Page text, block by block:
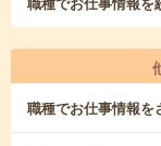
職種でお仕事情報を